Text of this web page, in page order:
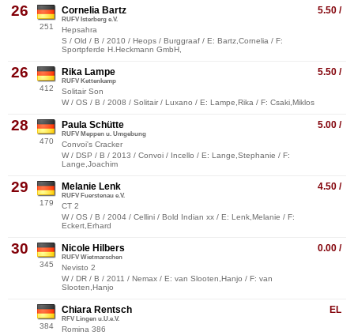
26
251
5.50 /
Cornelia Bartz
RUFV Isterberg e.V.
Hepsahra
S / Old / B / 2010 / Heops / Burggraaf / E: Bartz,Cornelia / F:
Sportpferde H.Heckmann GmbH,
26
412
5.50 /
Rika Lampe
RUFV Kettenkamp
Solitair Son
W / OS / B / 2008 / Solitair / Luxano / E: Lampe,Rika / F: Csaki,Miklos
28
470
5.00 /
Paula Schütte
RUFV Meppen u. Umgebung
Convoi's Cracker
W / DSP / B / 2013 / Convoi / Incello / E: Lange,Stephanie / F:
Lange,Joachim
29
179
4.50 /
Melanie Lenk
RUFV Fuerstenau e.V.
CT 2
W / OS / B / 2004 / Cellini / Bold Indian xx / E: Lenk,Melanie / F:
Eckert,Erhard
30
345
0.00 /
Nicole Hilbers
RUFV Wietmarschen
Nevisto 2
W / DR / B / 2011 / Nemax / E: van Slooten,Hanjo / F: van
Slooten,Hanjo
384
EL
Chiara Rentsch
RFV Lingen u.U.e.V.
Romina 386